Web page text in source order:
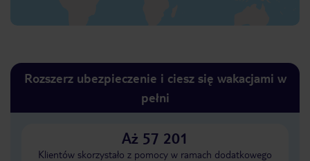
Rozszerz ubezpieczenie i ciesz się wakacjami w
pełni
Aż 57 201
Klientów skorzystało z pomocy w ramach dodatkowego